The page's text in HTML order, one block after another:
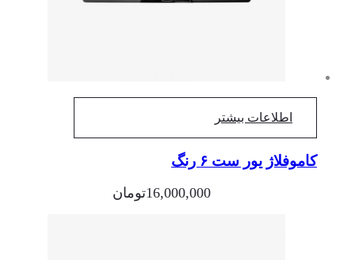
اطلاعات بیشتر
کاموفلاژ یور ست ۶ رنگ
16,000,000تومان